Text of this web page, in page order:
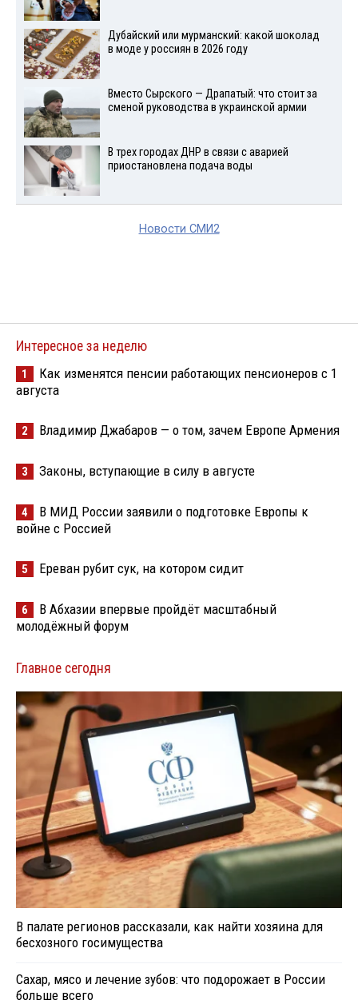
Дубайский или мурманский: какой шоколад
в моде у россиян в 2026 году
Вместо Сырского — Драпатый: что стоит за
сменой руководства в украинской армии
В трех городах ДНР в связи с аварией
приостановлена подача воды
Новости СМИ2
Интересное за неделю
1
Как изменятся пенсии работающих пенсионеров с 1
августа
2 Владимир Джабаров — о том, зачем Европе Армения
3 Законы, вступающие в силу в августе
4
В МИД России заявили о подготовке Европы к
войне с Россией
5 Ереван рубит сук, на котором сидит
6
В Абхазии впервые пройдёт масштабный
молодёжный форум
Главное сегодня
В палате регионов рассказали, как найти хозяина для
бесхозного госимущества
Сахар, мясо и лечение зубов: что подорожает в России
больше всего